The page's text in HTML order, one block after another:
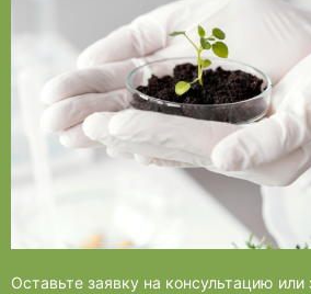
Оставьте заявку на консультацию или